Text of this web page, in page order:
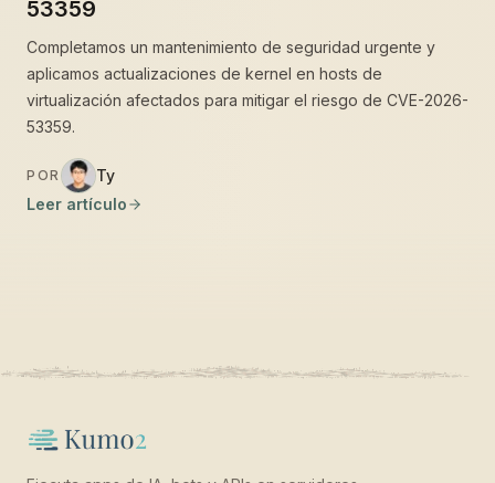
53359
Completamos un mantenimiento de seguridad urgente y
aplicamos actualizaciones de kernel en hosts de
virtualización afectados para mitigar el riesgo de CVE-2026-
53359.
POR
Ty
Leer artículo